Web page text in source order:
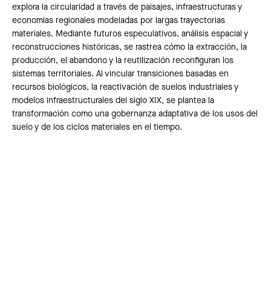
explora la circularidad a través de paisajes, infraestructuras y
economías regionales modeladas por largas trayectorias
materiales. Mediante futuros especulativos, análisis espacial y
reconstrucciones históricas, se rastrea cómo la extracción, la
producción, el abandono y la reutilización reconfiguran los
sistemas territoriales. Al vincular transiciones basadas en
recursos biológicos, la reactivación de suelos industriales y
modelos infraestructurales del siglo XIX, se plantea la
transformación como una gobernanza adaptativa de los usos del
suelo y de los ciclos materiales en el tiempo.